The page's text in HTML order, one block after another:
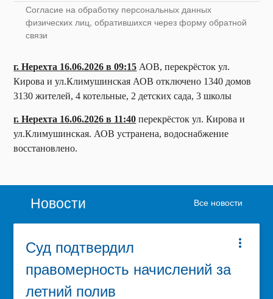
Согласие на обработку персональных данных
физических лиц, обратившихся через форму обратной
связи
г. Нерехта 16.06.2026 в 09:15 АОВ, перекрёсток ул.
Кирова и ул.Климушинская АОВ отключено 1340 домов
3130 жителей, 4 котельные, 2 детских сада, 3 школы
г. Нерехта 16.06.2026 в 11:40 перекрёсток ул. Кирова и
ул.Климушинская. АОВ устранена, водоснабжение
восстановлено.
Новости Все новости
more_vert
Суд подтвердил
правомерность начислений за
летний полив